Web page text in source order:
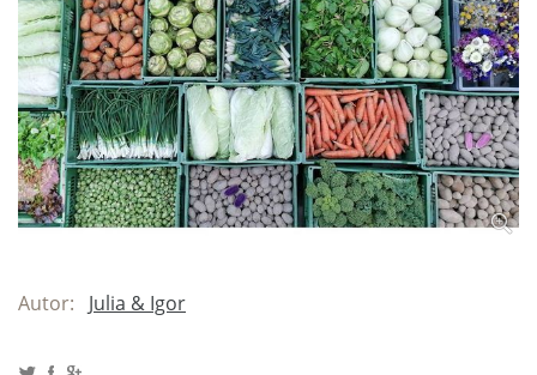
Autor: Julia & Igor